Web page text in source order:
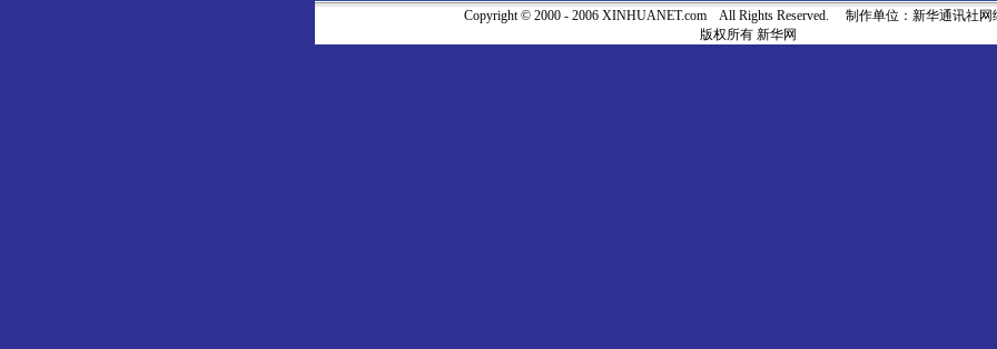
Copyright © 2000 - 2006 XINHUANET.com All Rights Reserved. 制作单位：新华通讯社网
版权所有 新华网